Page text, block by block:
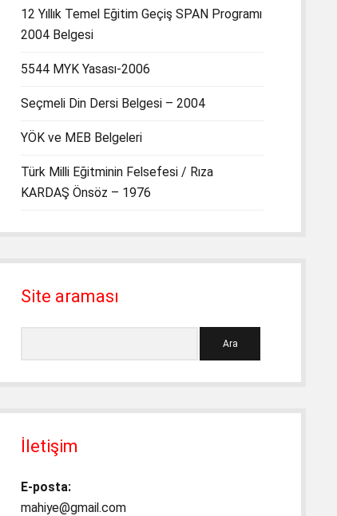
12 Yıllık Temel Eğitim Geçiş SPAN Programı
2004 Belgesi
5544 MYK Yasası-2006
Seçmeli Din Dersi Belgesi – 2004
YÖK ve MEB Belgeleri
Türk Milli Eğitminin Felsefesi / Rıza
KARDAŞ Önsöz – 1976
Site araması
İletişim
E-posta:
mahiye@gmail.com